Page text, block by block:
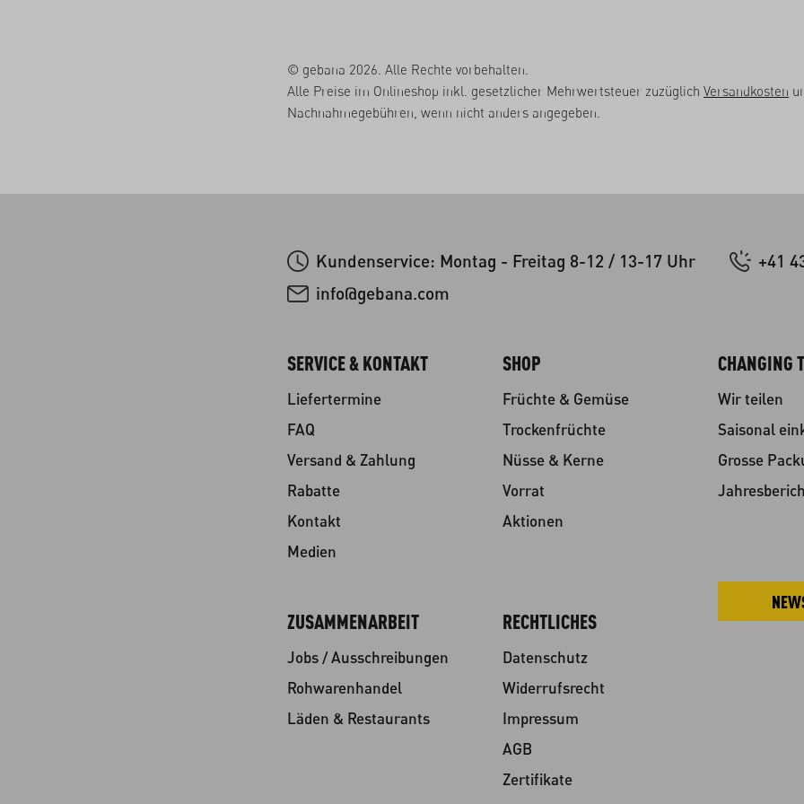
© gebana 2026. Alle Rechte vorbehalten.
Alle Preise im Onlineshop inkl. gesetzlicher Mehrwertsteuer zuzüglich Versandkosten
Nachnahmegebühren, wenn nicht anders angegeben.
Kundenservice: Montag - Freitag 8-12 / 13-17 Uhr
+41
info@gebana.com
SERVICE & KONTAKT
Liefertermine
FAQ
Versand & Zahlung
Rabatte
Kontakt
Medien
SHOP
Früchte & Gemüse
Trockenfrüchte
Nüsse & Kerne
Vorrat
Aktionen
CHANGING
Wir teilen
Saisonal
Grosse
ZUSAMMENARBEIT
Jobs / Ausschreibungen
Rohwarenhandel
Läden & Restaurants
RECHTLICHES
Datenschutz
Widerrufsrecht
Impressum
AGB
Zertifikate